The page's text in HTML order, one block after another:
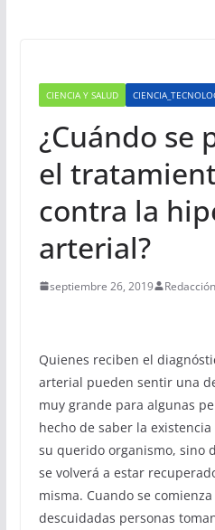
CIENCIA Y SALUD
¿Cuándo se
el
contra la
arterial?
septiembre 26, 2019
Quienes reciben el
arterial pueden sentir una
muy grande para algunas
hecho de saber la
su querido organismo, sino
se volverá a estar
misma. Cuando se
descuidadas personas